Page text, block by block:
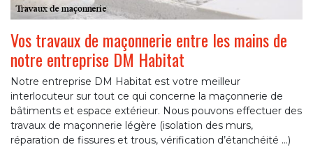
Vos travaux de maçonnerie entre les mains de
notre entreprise DM Habitat
Notre entreprise DM Habitat est votre meilleur
interlocuteur sur tout ce qui concerne la maçonnerie de
bâtiments et espace extérieur. Nous pouvons effectuer des
travaux de maçonnerie légère (isolation des murs,
réparation de fissures et trous, vérification d’étanchéité …)